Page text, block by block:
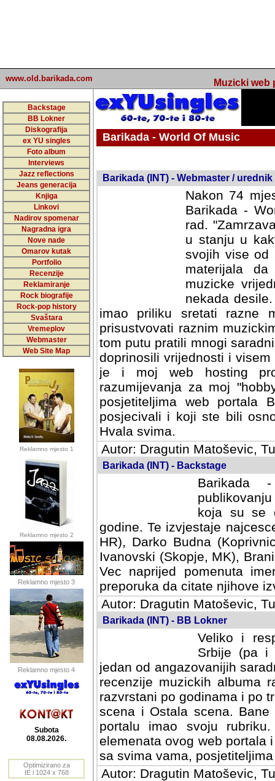
www.old.barikada.com Muzicki web
Backstage
BB Lokner
Diskografija
ex YU singles
Foto album
Interviews
Jazz reflections
Jeans generacija
Knjiga
Linkovi
Nadirov spomenar
Nagradna igra
Nove nade
Omarov kutak
Portfolio
Recenzije
Reklamiranje
Rock biografije
Rock-pop history
Svaštara
Vremeplov
Webmaster
Web Site Map
Reklamno mjesto 1
Reklamno mjesto 2
Reklamno mjesto 3
Reklamno mjesto 4
Subota
08.08.2026.
Optimizirano za
IE i 1024 x 768
Barikada - World Of Music
Barikada (INT) - Webmaster / urednik
Nakon 74
Barikada -
rad.
u stanju u
svojih vise od
materijala
muzicke
nekada
imao priliku sretati razne
prisustvovati raznim
tom putu pratili mnogi
doprinosili vrijednosti i
je i moj web hosting
razumijevanja za moj
posjetiteljima web portala
posjecivali i koji ste bili
Hvala svima.
Autor: Dragutin Matoševic,
Barikada (INT) - Backstage
Barikada
koja su se
godine. Te izvjestaje
HR), Darko Budna
Ivanovski (Skopje, MK),
Vec naprijed pomenuta
preporuka da citate njihove
Autor: Dragutin Matoševic,
Barikada (INT) - BB Lokner
Veliko i
Srbije (pa i
jedan od angazovanijih
recenzije muzickih albuma
razvrstani po godinama i po
scena i Ostala scena.
portalu imao svoju
elemenata ovog web portala
sa svima vama,
Autor: Dragutin Matoševic,